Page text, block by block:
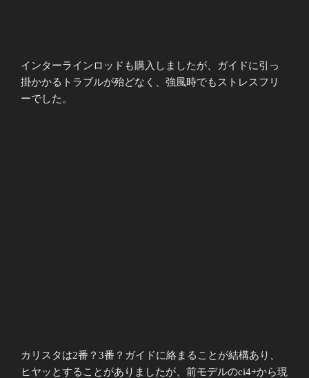
インターラインロッドも購入しましたが、ガイドに引っ
掛かかるトラブルが殆どなく、強風時でもストレスフリ
ーでした。
カリスタは2番？3番？ガイドに絡まることが結構あり、
ヒヤッとすることがありましたが、前モデルのci4+から現